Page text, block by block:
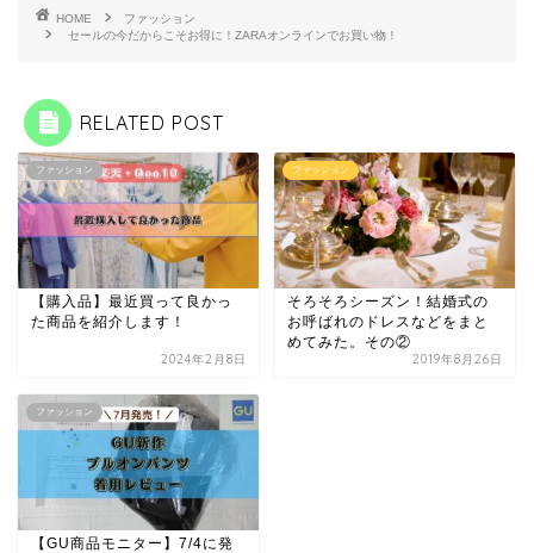
HOME
ファッション
セールの今だからこそお得に！ZARAオンラインでお買い物！
RELATED POST
ファッション
【購入品】最近買って良かっ
た商品を紹介します！
2024年2月8日
ファッション
そろそろシーズン！結婚式の
お呼ばれのドレスなどをまと
めてみた。その②
2019年8月26日
ファッション
【GU商品モニター】7/4に発